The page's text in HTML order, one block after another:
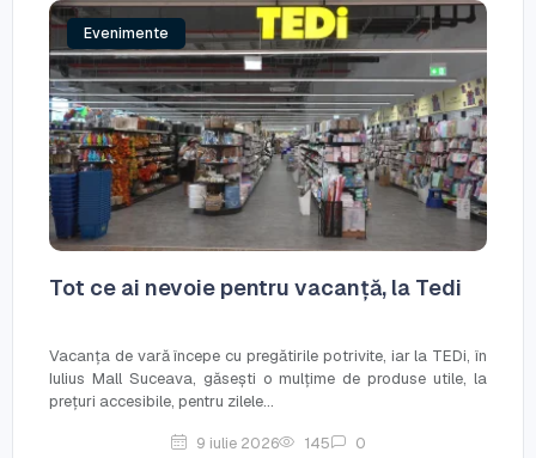
Evenimente
Tot ce ai nevoie pentru vacanță, la Tedi
Vacanța de vară începe cu pregătirile potrivite, iar la TEDi, în
Iulius Mall Suceava, găsești o mulțime de produse utile, la
prețuri accesibile, pentru zilele...
9 iulie 2026 145 0